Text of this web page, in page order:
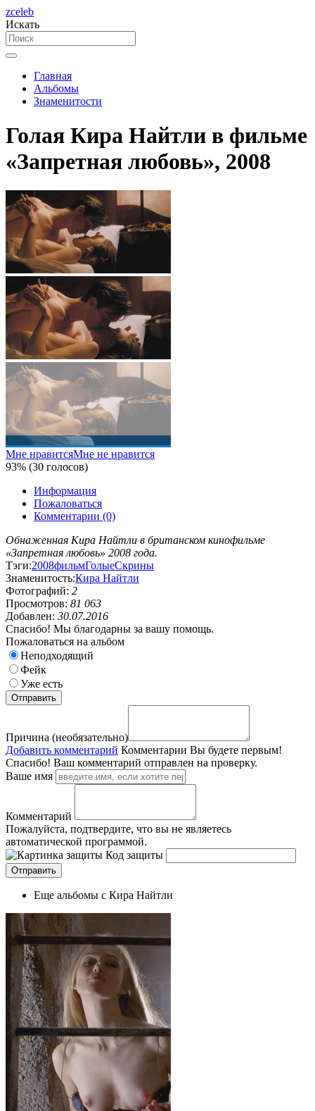
zceleb
Искать
Главная
Альбомы
Знаменитости
Голая Кира Найтли в фильме
«Запретная любовь», 2008
Мне нравитсяМне не нравится
93% (30 голосов)
Информация
Пожаловаться
Комментарии (0)
Обнаженная Кира Найтли в британском кинофильме
«Запретная любовь» 2008 года.
Тэги:2008фильмГолыеСкрины
Знаменитость:Кира Найтли
Фотографий: 2
Просмотров: 81 063
Добавлен: 30.07.2016
Спасибо! Мы благодарны за вашу помощь.
Пожаловаться на альбом
Неподходящий
Фейк
Уже есть
Причина (необязательно)
Добавить комментарий Комментарии Вы будете первым!
Спасибо! Ваш комментарий отправлен на проверку.
Ваше имя
Комментарий
Пожалуйста, подтвердите, что вы не являетесь
автоматической программой.
Код защиты
Еще альбомы с Кира Найтли